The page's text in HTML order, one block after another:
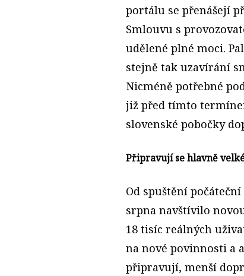
portálu se přenášejí
Smlouvu s
udělené plné moci.
stejně tak uzavírání
Nicméně potřebné
již před tímto
slovenské pobočky
Připravují se hlavně
Od spuštění
srpna navštívilo
18 tisíc reálných
na nové povinnosti a
připravují, menší